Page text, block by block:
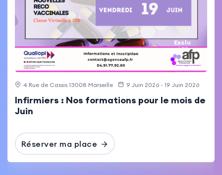
Exclu
AFP
4 Rue de Cassis 13008 Marseille 9 Juin 2026 - 19 Juin 2026
Infirmiers : Nos formations pour le mois de
Juin
Réserver ma place